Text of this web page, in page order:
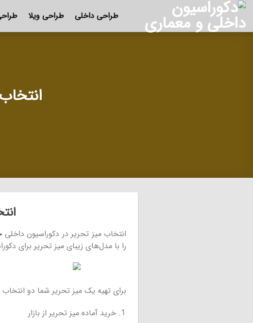
Skip
content
طراحی داخلی طراحی ویلا
انتخاب میز تحریر در دکوراسیون داخلی
را با مدل‌های زیبای میز تحریر برای
برای تهیه یک میز تحریر شما دو انتخاب
خرید آماده میز تحریر از بازار